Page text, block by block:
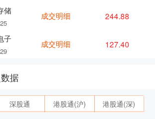
储
子
成交明细 244.88
成交明细 127.40
据
深股通 港股通(沪) 港股通(深)